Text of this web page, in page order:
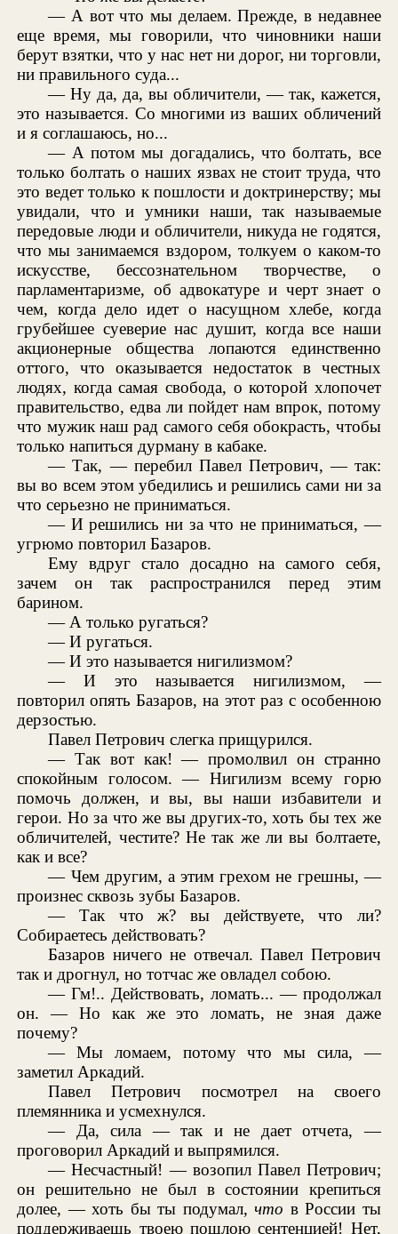
— А вот что мы делаем. Прежде, в недавнее
еще время, мы говорили, что чиновники наши
берут взятки, что у нас нет ни дорог, ни торговли,
ни правильного суда...
— Ну да, да, вы обличители, — так, кажется,
это называется. Со многими из ваших обличений
и я соглашаюсь, но...
— А потом мы догадались, что болтать, все
только болтать о наших язвах не стоит труда, что
это ведет только к пошлости и доктринерству; мы
увидали, что и умники наши, так называемые
передовые люди и обличители, никуда не годятся,
что мы занимаемся вздором, толкуем о каком-то
искусстве, бессознательном творчестве, о
парламентаризме, об адвокатуре и черт знает о
чем, когда дело идет о насущном хлебе, когда
грубейшее суеверие нас душит, когда все наши
акционерные общества лопаются единственно
оттого, что оказывается недостаток в честных
людях, когда самая свобода, о которой хлопочет
правительство, едва ли пойдет нам впрок, потому
что мужик наш рад самого себя обокрасть, чтобы
только напиться дурману в кабаке.
— Так, — перебил Павел Петрович, — так:
вы во всем этом убедились и решились сами ни за
что серьезно не приниматься.
— И решились ни за что не приниматься, —
угрюмо повторил Базаров.
Ему вдруг стало досадно на самого себя,
зачем он так распространился перед этим
барином.
— А только ругаться?
— И ругаться.
— И это называется нигилизмом?
— И это называется нигилизмом, —
повторил опять Базаров, на этот раз с особенною
дерзостью.
Павел Петрович слегка прищурился.
— Так вот как! — промолвил он странно
спокойным голосом. — Нигилизм всему горю
помочь должен, и вы, вы наши избавители и
герои. Но за что же вы других-то, хоть бы тех же
обличителей, честите? Не так же ли вы болтаете,
как и все?
— Чем другим, а этим грехом не грешны, —
произнес сквозь зубы Базаров.
— Так что ж? вы действуете, что ли?
Собираетесь действовать?
Базаров ничего не отвечал. Павел Петрович
так и дрогнул, но тотчас же овладел собою.
— Гм!.. Действовать, ломать... — продолжал
он. — Но как же это ломать, не зная даже
почему?
— Мы ломаем, потому что мы сила, —
заметил Аркадий.
Павел Петрович посмотрел на своего
племянника и усмехнулся.
— Да, сила — так и не дает отчета, —
проговорил Аркадий и выпрямился.
— Несчастный! — возопил Павел Петрович;
он решительно не был в состоянии крепиться
долее, — хоть бы ты подумал,что в России ты
поддерживаешь твоею пошлою сентенцией! Нет,